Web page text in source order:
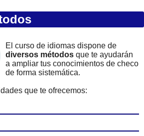
El curso de idiomas dispone de
diversos métodos que te ayudarán
a ampliar tus conocimientos de checo
de forma sistemática.
que te ofrecemos: